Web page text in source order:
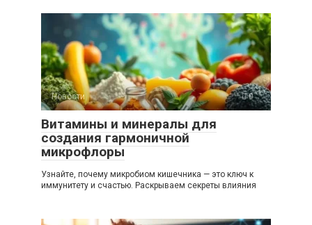
Новости 0
Витамины и минералы для
создания гармоничной
микрофлоры
Узнайте, почему микробиом кишечника — это ключ к
иммунитету и счастью. Раскрываем секреты влияния